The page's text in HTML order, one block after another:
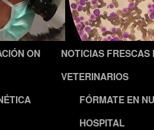
ON
NOTICIAS FRESCAS
VETERINARIOS
FÓRMATE EN
HOSPITAL